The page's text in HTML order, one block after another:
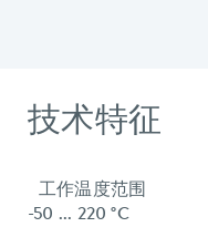
技术特征
工作温度范围
-50 ... 220 °C